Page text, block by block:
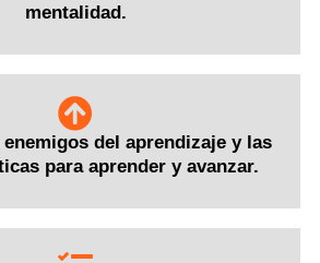
mentalidad.
del aprendizaje y las
para aprender y avanzar.